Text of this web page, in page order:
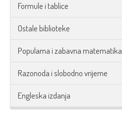
Formule i tablice
Ostale biblioteke
Popularna i zabavna matematika
Razonoda i slobodno vrijeme
Engleska izdanja